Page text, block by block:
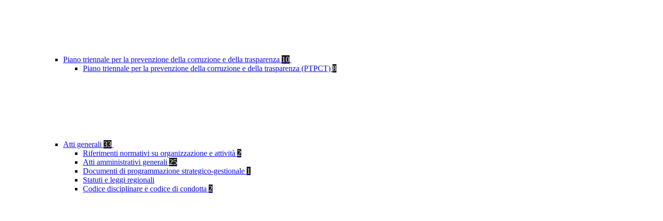
Piano triennale per la prevenzione della corruzione e della trasparenza 10
Piano triennale per la prevenzione della corruzione e della trasparenza (PTPCT) 8
Atti generali 33
Riferimenti normativi su organizzazione e attività 2
Atti amministrativi generali 25
Documenti di programmazione strategico-gestionale 1
Statuti e leggi regionali
Codice disciplinare e codice di condotta 2